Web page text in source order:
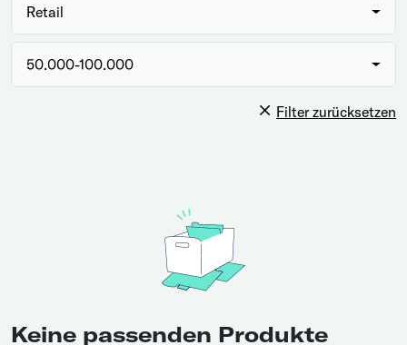
Retail
50.000-100.000
Filter zurücksetzen
Keine passenden Produkte